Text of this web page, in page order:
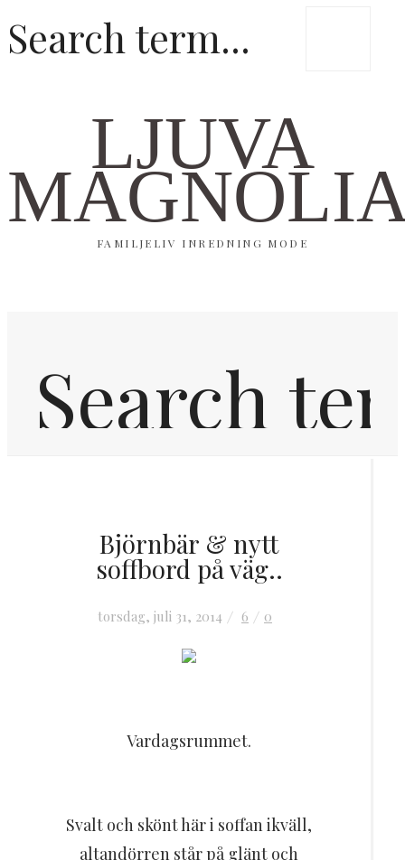
LJUVA
FAMILJELIV INREDNING MODE
Inredning
OM MIG
FRÅGOR & SVAR
Resor
Björnbär & nytt
soffbord på väg..
torsdag, juli 31, 2014 6 0
Vardagsrummet.
Svalt och skönt här i soffan ikväll,
altandörren står på glänt och